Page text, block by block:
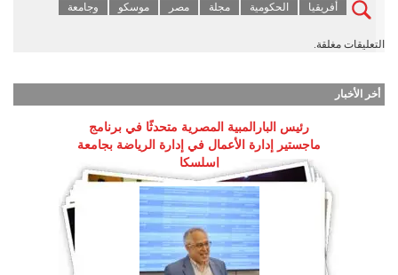
أفريقيا الحكومية مجلة مصر موسكو وجامعة
التعليقات مغلقة.
أخر الأخبار
رئيس البارالمبية المصرية متحدثًا في برنامج
ماجستير إدارة الأعمال في إدارة الرياضة بجامعة
إسلسكا